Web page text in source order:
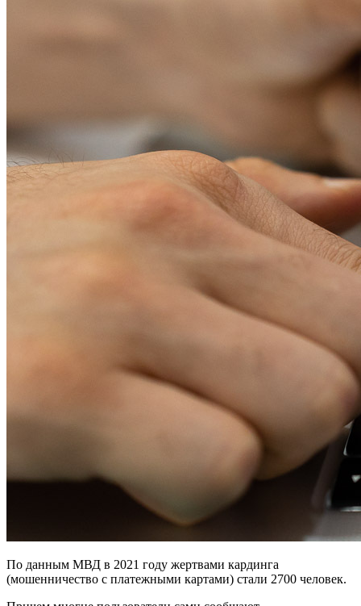
По данным МВД в 2021 году жертвами кардинга
(мошенничество с платежными картами) стали 2700 человек.